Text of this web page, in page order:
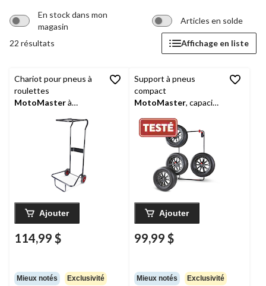
En stock dans mon
magasin
Articles en solde
22 résultats Affichage en liste
Chariot pour pneus à
roulettes
MotoMasterà
Ajouter
114,99 $
Mieux notés Exclusivité
Support à pneus
compact
MotoMaster, capacité
Ajouter
99,99 $
Mieux notés Exclusivité